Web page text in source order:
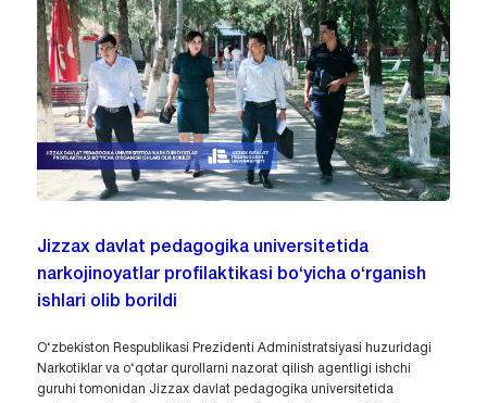
Jizzax davlat pedagogika universitetida
narkojinoyatlar profilaktikasi bo‘yicha o‘rganish
ishlari olib borildi
O‘zbekiston Respublikasi Prezidenti Administratsiyasi huzuridagi
Narkotiklar va o‘qotar qurollarni nazorat qilish agentligi ishchi
guruhi tomonidan Jizzax davlat pedagogika universitetida